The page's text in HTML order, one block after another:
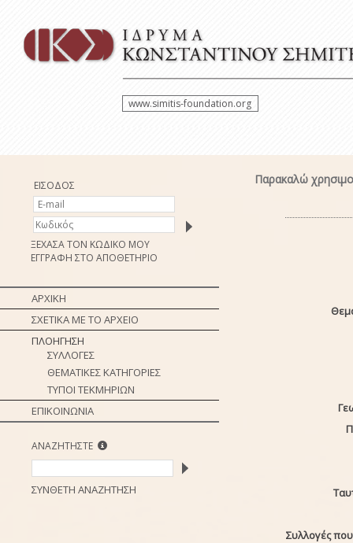
www.simitis-foundation.org
ΕΙΣΟΔΟΣ
ΞΕΧΑΣΑ ΤΟΝ ΚΩΔΙΚΟ ΜΟΥ
ΕΓΓΡΑΦΗ ΣΤΟ ΑΠΟΘΕΤΗΡΙΟ
ΑΡΧΙΚΗ
ΣΧΕΤΙΚΑ ΜΕ ΤΟ ΑΡΧΕΙΟ
ΠΛΟΗΓΗΣΗ
ΣΥΛΛΟΓΕΣ
ΘΕΜΑΤΙΚΕΣ ΚΑΤΗΓΟΡΙΕΣ
ΤΥΠΟΙ ΤΕΚΜΗΡΙΩΝ
ΕΠΙΚΟΙΝΩΝΙΑ
ΑΝΑΖΗΤΗΣΤΕ
ΣΥΝΘΕΤΗ ΑΝΑΖΗΤΗΣΗ
Παρακαλώ
Συλλογές